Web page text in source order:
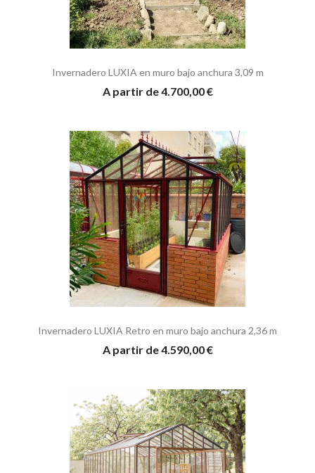
Invernadero LUXIA en muro bajo anchura 3,09 m
A partir de 4.700,00 €
Invernadero LUXIA Retro en muro bajo anchura 2,36 m
A partir de 4.590,00 €